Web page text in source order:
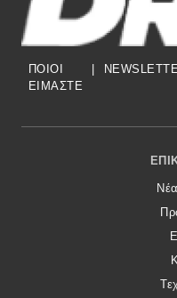
ΠΟΙΟΙ
ΕΙΜΑΣΤΕ
|